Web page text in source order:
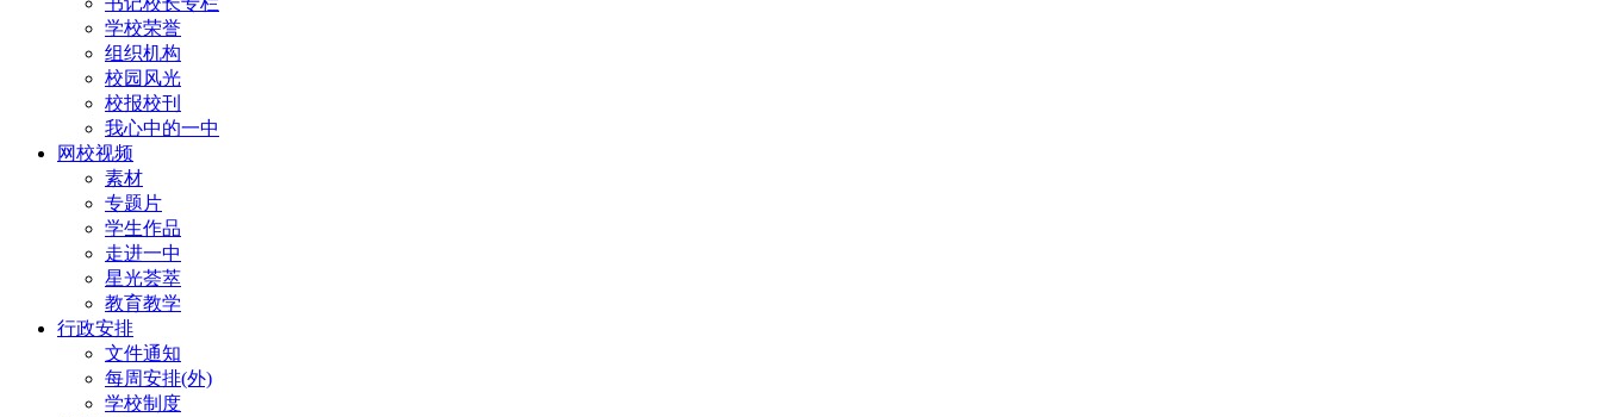
学校荣誉
组织机构
校园风光
校报校刊
我心中的一中
网校视频
素材
专题片
学生作品
走进一中
星光荟萃
教育教学
行政安排
文件通知
每周安排(外)
学校制度